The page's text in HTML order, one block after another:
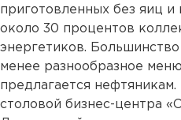
приготовленных без яиц
около 30 процентов
энергетиков.
менее разнообразное
предлагается
столовой бизнес-центра